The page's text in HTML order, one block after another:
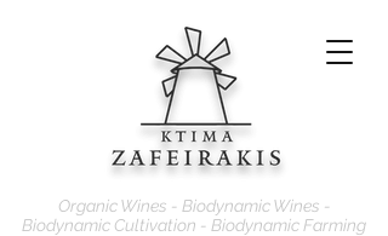
Organic Wines - Biodynamic Wines -
Biodynamic Cultivation - Biodynamic Farming